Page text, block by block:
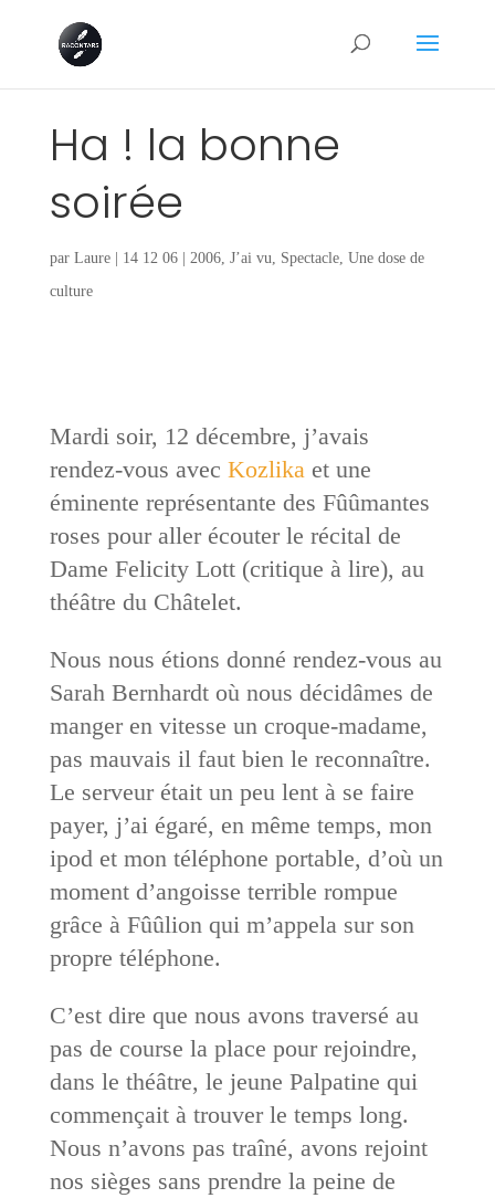
Ha ! la bonne
soirée
par Laure| 14 12 06| 2006, J’ai vu Spectacle, Une dose de
culture
Mardi soir, 12 décembre, j’avais
rendez-vous avec Kozlika et une
éminente représentante des Fûûmantes
roses pour aller écouter le récital de
Dame Felicity Lott (critique à lire), au
théâtre du Châtelet.
Nous nous étions donné rendez-vous au
Sarah Bernhardt où nous décidâmes de
manger en vitesse un croque-madame,
pas mauvais il faut bien le reconnaître.
Le serveur était un peu lent à se faire
payer, j’ai égaré, en même temps, mon
ipod et mon téléphone portable, d’où un
moment d’angoisse terrible rompue
grâce à Fûûlion qui m’appela sur son
propre téléphone.
C’est dire que nous avons traversé au
pas de course la place pour rejoindre,
dans le théâtre, le jeune Palpatine qui
commençait à trouver le temps long.
Nous n’avons pas traîné, avons rejoint
nos sièges sans prendre la peine de